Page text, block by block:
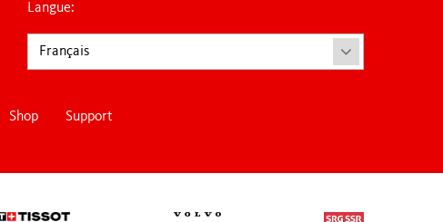
Langue:
Français
Shop Support